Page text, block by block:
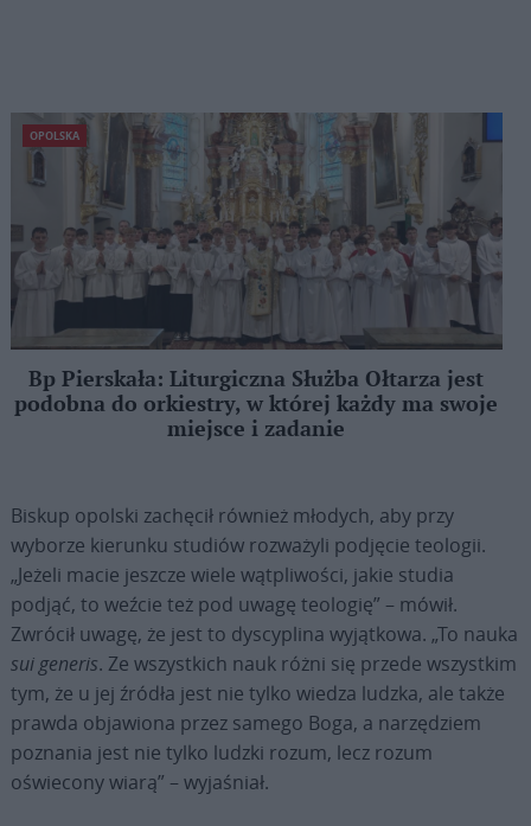
OPOLSKA
Bp Pierskała: Liturgiczna Służba Ołtarza jest
podobna do orkiestry, w której każdy ma swoje
miejsce i zadanie
Biskup opolski zachęcił również młodych, aby przy
wyborze kierunku studiów rozważyli podjęcie teologii.
„Jeżeli macie jeszcze wiele wątpliwości, jakie studia
podjąć, to weźcie też pod uwagę teologię” – mówił.
Zwrócił uwagę, że jest to dyscyplina wyjątkowa. „To nauka
sui generis. Ze wszystkich nauk różni się przede wszystkim
tym, że u jej źródła jest nie tylko wiedza ludzka, ale także
prawda objawiona przez samego Boga, a narzędziem
poznania jest nie tylko ludzki rozum, lecz rozum
oświecony wiarą” – wyjaśniał.